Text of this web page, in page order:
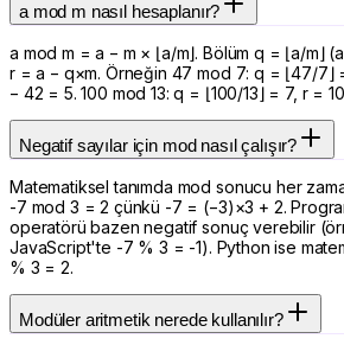
a mod m nasıl hesaplanır?
a mod m = a − m × ⌊a/m⌋. Bölüm q = ⌊a/m⌋
r = a − q×m. Örneğin 47 mod 7: q = ⌊47/
− 42 = 5. 100 mod 13: q = ⌊100/13⌋ = 7, r =
Negatif sayılar için mod nasıl çalışır?
Matematiksel tanımda mod sonucu her
-7 mod 3 = 2 çünkü -7 = (−3)×3 + 2.
operatörü bazen negatif sonuç verebilir
JavaScript'te -7 % 3 = -1). Python ise
% 3 = 2.
Modüler aritmetik nerede kullanılır?